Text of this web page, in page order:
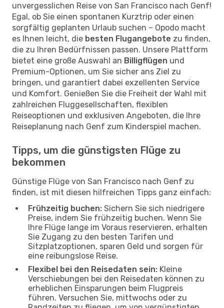
unvergesslichen Reise von San Francisco nach Genf!
Egal, ob Sie einen spontanen Kurztrip oder einen
sorgfältig geplanten Urlaub suchen – Opodo macht
es Ihnen leicht, die besten Flugangebote zu finden,
die zu Ihren Bedürfnissen passen. Unsere Plattform
bietet eine große Auswahl an Billigflügen und
Premium-Optionen, um Sie sicher ans Ziel zu
bringen, und garantiert dabei exzellenten Service
und Komfort. Genießen Sie die Freiheit der Wahl mit
zahlreichen Fluggesellschaften, flexiblen
Reiseoptionen und exklusiven Angeboten, die Ihre
Reiseplanung nach Genf zum Kinderspiel machen.
Tipps, um die günstigsten Flüge zu
bekommen
Günstige Flüge von San Francisco nach Genf zu
finden, ist mit diesen hilfreichen Tipps ganz einfach:
Frühzeitig buchen: Sichern Sie sich niedrigere
Preise, indem Sie frühzeitig buchen. Wenn Sie
Ihre Flüge lange im Voraus reservieren, erhalten
Sie Zugang zu den besten Tarifen und
Sitzplatzoptionen, sparen Geld und sorgen für
eine reibungslose Reise.
Flexibel bei den Reisedaten sein: Kleine
Verschiebungen bei den Reisedaten können zu
erheblichen Einsparungen beim Flugpreis
führen. Versuchen Sie, mittwochs oder zu